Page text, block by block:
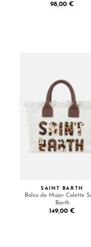
98,00 €
SAINT BARTH
Bolso de Mujer Colette
Barth
149,00 €